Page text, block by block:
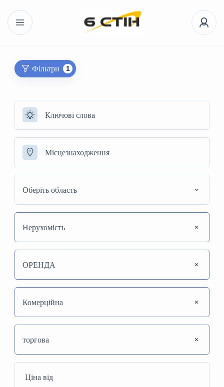
Фільтри 1
Оберіть область
Нерухомість
ОРЕНДА
Комерційна
торгова